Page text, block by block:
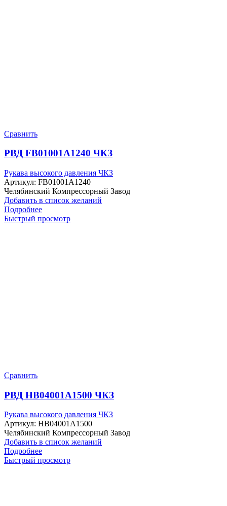
Сравнить
РВД FB01001A1240 ЧКЗ
Рукава высокого давления ЧКЗ
Артикул: FB01001A1240
Челябинский Компрессорный Завод
Добавить в список желаний
Подробнее
Быстрый просмотр
Сравнить
РВД HB04001A1500 ЧКЗ
Рукава высокого давления ЧКЗ
Артикул: HB04001A1500
Челябинский Компрессорный Завод
Добавить в список желаний
Подробнее
Быстрый просмотр